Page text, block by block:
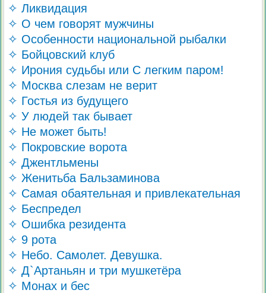
✧ Ликвидация
✧ О чем говорят мужчины
✧ Особенности национальной рыбалки
✧ Бойцовский клуб
✧ Ирония судьбы или С легким паром!
✧ Москва слезам не верит
✧ Гостья из будущего
✧ У людей так бывает
✧ Не может быть!
✧ Покровские ворота
✧ Джентльмены
✧ Женитьба Бальзаминова
✧ Самая обаятельная и привлекательная
✧ Беспредел
✧ Ошибка резидента
✧ 9 рота
✧ Небо. Самолет. Девушка.
✧ Д`Артаньян и три мушкетёра
✧ Монах и бес